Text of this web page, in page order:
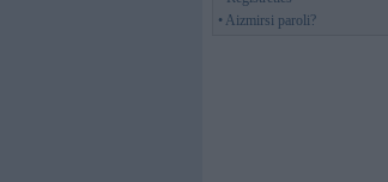
• Aizmirsi paroli?